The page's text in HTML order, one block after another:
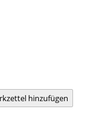
hinzufügen